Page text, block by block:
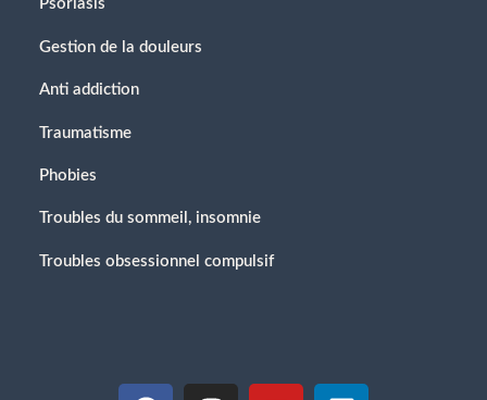
Psoriasis
Gestion de la douleurs
Anti addiction
Traumatisme
Phobies
Troubles du sommeil, insomnie
Troubles obsessionnel compulsif